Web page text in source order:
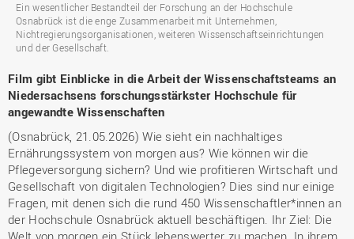
Ein wesentlicher Bestandteil der Forschung an der Hochschule
Osnabrück ist die enge Zusammenarbeit mit Unternehmen,
Nichtregierungsorganisationen, weiteren Wissenschaftseinrichtungen
und der Gesellschaft.
Film gibt Einblicke in die Arbeit der Wissenschaftsteams an
Niedersachsens forschungsstärkster Hochschule für
angewandte Wissenschaften
(Osnabrück, 21.05.2026) Wie sieht ein nachhaltiges
Ernährungssystem von morgen aus? Wie können wir die
Pflegeversorgung sichern? Und wie profitieren Wirtschaft und
Gesellschaft von digitalen Technologien? Dies sind nur einige
Fragen, mit denen sich die rund 450 Wissenschaftler*innen an
der Hochschule Osnabrück aktuell beschäftigen. Ihr Ziel: Die
Welt von morgen ein Stück lebenswerter zu machen. In ihrem